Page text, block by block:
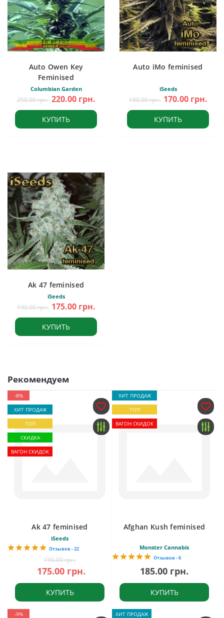
Auto Owen Key
Feminised
Columbian Garden
250.00 грн. 220.00 грн.
КУПИТЬ
Auto iMo feminised
iSeeds
180.00 грн. 170.00 грн.
КУПИТЬ
Ak 47 feminised
iSeeds
190.00 грн. 175.00 грн.
КУПИТЬ
Рекомендуем
-8%
ХИТ ПРОДАЖ
ТОП
СКИДКА
ВАГОН СКИДОК
Ak 47 feminised
iSeeds
Отзывов - 22
190.00 грн.
175.00 грн.
КУПИТЬ
ХИТ ПРОДАЖ
ТОП
ВАГОН СКИДОК
Afghan Kush feminised
Monster Cannabis
Отзывов - 6
185.00 грн.
КУПИТЬ
-9%
ХИТ ПРОДАЖ